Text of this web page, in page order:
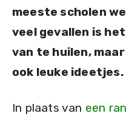
meeste scholen
veel gevallen is
van te huilen,
ook leuke ideetjes.
In plaats van een